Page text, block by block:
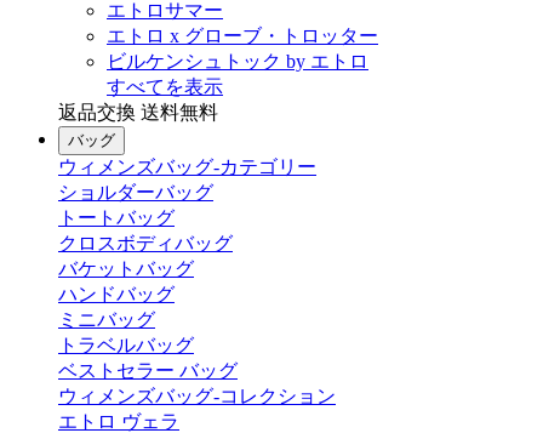
エトロサマー
エトロ x グローブ・トロッター
ビルケンシュトック by エトロ
すべてを表示
返品交換 送料無料
バッグ
ウィメンズバッグ-カテゴリー
ショルダーバッグ
トートバッグ
クロスボディバッグ
バケットバッグ
ハンドバッグ
ミニバッグ
トラベルバッグ
ベストセラー バッグ
ウィメンズバッグ-コレクション
エトロ ヴェラ